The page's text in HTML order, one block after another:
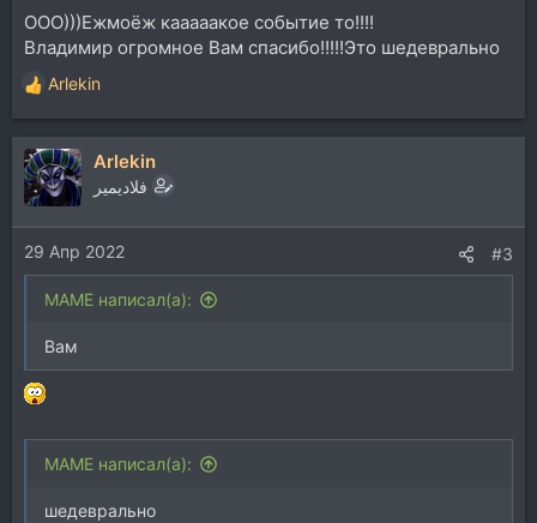
ООО)))Ежмоёж кааааакое событие то!!!!
Владимир огромное Вам спасибо!!!!!Это шедеврально
Р
е
а
к
ц
и
и
:
Arlekin
Arlekin
فلاديمير
29 Апр 2022 #3
MAME написал(а):
Вам
MAME написал(а):
шедеврально